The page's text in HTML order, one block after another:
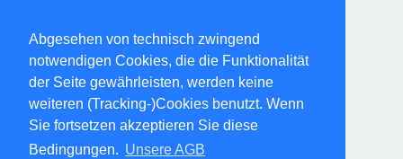
Abgesehen von technisch zwingend
notwendigen Cookies, die die Funktionalität
der Seite gewährleisten, werden keine
weiteren (Tracking-)Cookies benutzt. Wenn
Sie fortsetzen akzeptieren Sie diese
Bedingungen. Unsere AGB